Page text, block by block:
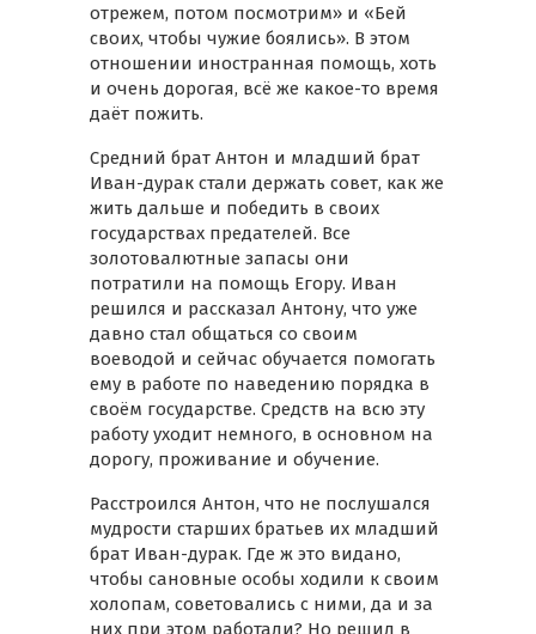
отрежем, потом посмотрим» и «Бей
своих, чтобы чужие боялись». В этом
отношении иностранная помощь, хоть
и очень дорогая, всё же какое-то время
даёт пожить.
Средний брат Антон и младший брат
Иван-дурак стали держать совет, как же
жить дальше и победить в своих
государствах предателей. Все
золотовалютные запасы они
потратили на помощь Егору. Иван
решился и рассказал Антону, что уже
давно стал общаться со своим
воеводой и сейчас обучается помогать
ему в работе по наведению порядка в
своём государстве. Средств на всю эту
работу уходит немного, в основном на
дорогу, проживание и обучение.
Расстроился Антон, что не послушался
мудрости старших братьев их младший
брат Иван-дурак. Где ж это видано,
чтобы сановные особы ходили к своим
холопам, советовались с ними, да и за
них при этом работали? Но решил в